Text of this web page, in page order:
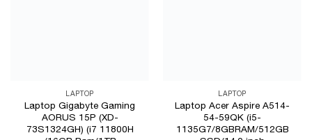
LAPTOP
Laptop Gigabyte Gaming
AORUS 15P (XD-
73S1324GH) (i7 11800H
LAPTOP
Laptop Acer Aspire A514-
54-59QK (i5-
1135G7/8GBRAM/512GB